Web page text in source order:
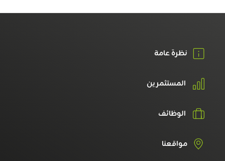
نظرة عامة
المستثمرين
الوظائف
مواقعنا